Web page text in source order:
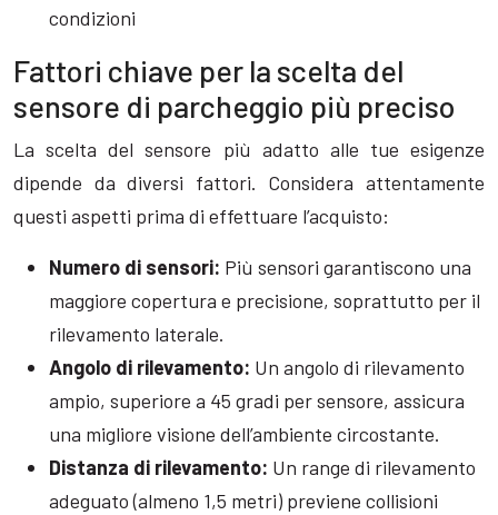
condizioni
Fattori chiave per la scelta del
sensore di parcheggio più preciso
La scelta del sensore più adatto alle tue esigenze
dipende da diversi fattori. Considera attentamente
questi aspetti prima di effettuare l’acquisto:
Numero di sensori: Più sensori garantiscono una
maggiore copertura e precisione, soprattutto per il
rilevamento laterale.
Angolo di rilevamento: Un angolo di rilevamento
ampio, superiore a 45 gradi per sensore, assicura
una migliore visione dell’ambiente circostante.
Distanza di rilevamento: Un range di rilevamento
adeguato (almeno 1,5 metri) previene collisioni